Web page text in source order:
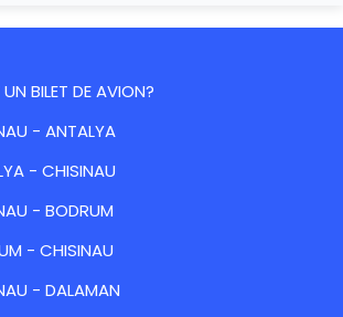
BILET DE AVION?
- ANTALYA
- CHISINAU
- BODRUM
- CHISINAU
- DALAMAN